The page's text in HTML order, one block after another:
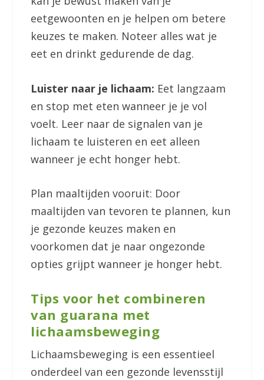
eetgewoonten en je helpen om betere
keuzes te maken. Noteer alles wat je
eet en drinkt gedurende de dag.
Luister naar je lichaam: Eet langzaam
en stop met eten wanneer je je vol
voelt. Leer naar de signalen van je
lichaam te luisteren en eet alleen
wanneer je echt honger hebt.
Plan maaltijden vooruit: Door
maaltijden van tevoren te plannen, kun
je gezonde keuzes maken en
voorkomen dat je naar ongezonde
opties grijpt wanneer je honger hebt.
Tips voor het combineren
van guarana met
lichaamsbeweging
Lichaamsbeweging is een essentieel
onderdeel van een gezonde levensstijl